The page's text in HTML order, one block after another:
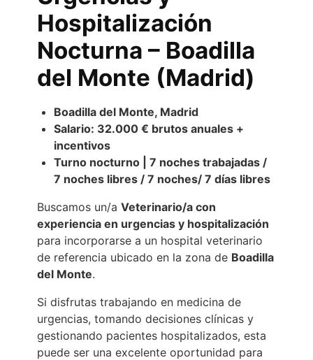
Hospitalización
Nocturna – Boadilla
del Monte (Madrid)
Boadilla del Monte, Madrid
Salario: 32.000 € brutos anuales +
incentivos
Turno nocturno | 7 noches trabajadas /
7 noches libres / 7 noches/ 7 días libres
Buscamos un/a Veterinario/a con
experiencia en urgencias y hospitalización
para incorporarse a un hospital veterinario
de referencia ubicado en la zona de Boadilla
del Monte.
Si disfrutas trabajando en medicina de
urgencias, tomando decisiones clínicas y
gestionando pacientes hospitalizados, esta
puede ser una excelente oportunidad para